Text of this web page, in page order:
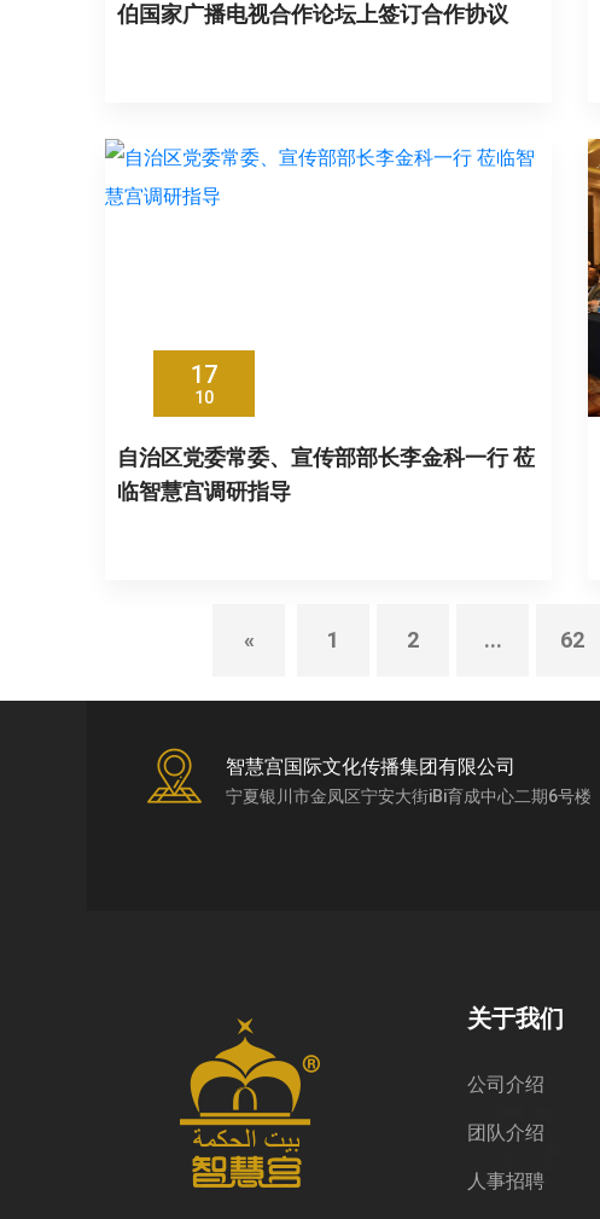
伯国家广播电视合作论坛上签订合作协议
17
10
自治区党委常委、宣传部部长李金科一行 莅
临智慧宫调研指导
« 1 2 ... 62
智慧宫国际文化传播集团有限公司
宁夏银川市金凤区宁安大街iBi育成中心二期6号楼
关于我们
公司介绍
团队介绍
人事招聘